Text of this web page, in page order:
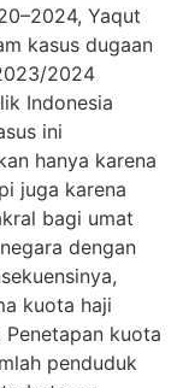
Yaqut
kasus dugaan
2024
Indonesia
ini
hanya karena
juga karena
bagi umat
dengan
kuota haji
kuota
penduduk